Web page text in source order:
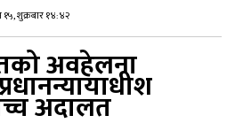
शुक्रबार १४:४२
अवहेलना
अदालत